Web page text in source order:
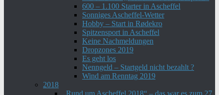
600 – 1.100 Starter in Ascheffel
Sonniges Ascheffel-Wetter
Hobby – Start in Rødekro
Spitzensport in Ascheffel
Keine Nachmeldungen
Dropzones 2019
Es geht los
Nenngeld – Startgeld nicht bezahlt ?
Wind am Renntag 2019
2018
„Rund um Ascheffel 2018“ – das war es zum 27.